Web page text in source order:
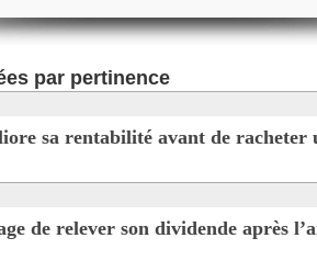
par pertinence
sa rentabilité avant de racheter
de relever son dividende après